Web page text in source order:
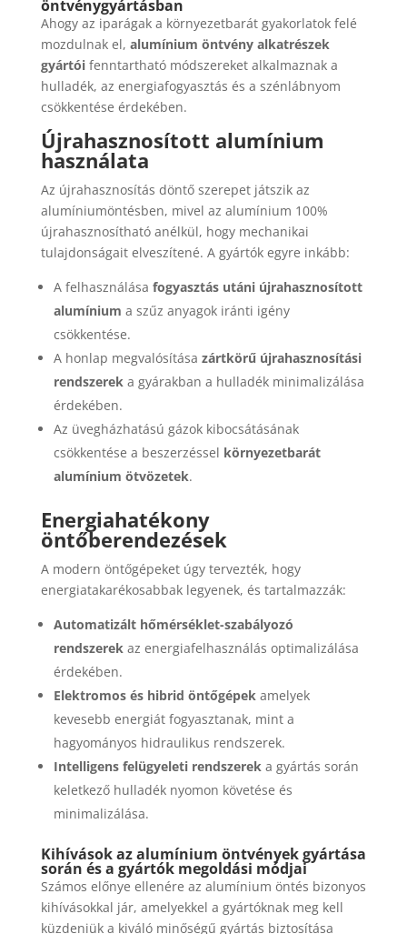
öntvénygyártásban
Ahogy az iparágak a környezetbarát gyakorlatok felé
mozdulnak el, alumínium öntvény alkatrészek
gyártóifenntartható módszereket alkalmaznak a
hulladék, az energiafogyasztás és a szénlábnyom
csökkentése érdekében.
Újrahasznosított alumínium
használata
Az újrahasznosítás döntő szerepet játszik az
alumíniumöntésben, mivel az alumínium 100%
újrahasznosítható anélkül, hogy mechanikai
tulajdonságait elveszítené. A gyártók egyre inkább:
A felhasználása fogyasztás utáni újrahasznosított
alumínium a szűz anyagok iránti igény
csökkentése.
A honlap megvalósítása zártkörű újrahasznosítási
rendszereka gyárakban a hulladék minimalizálása
érdekében.
Az üvegházhatású gázok kibocsátásának
csökkentése a beszerzéssel környezetbarát
alumínium ötvözetek.
Energiahatékony
öntőberendezések
A modern öntőgépeket úgy tervezték, hogy
energiatakarékosabbak legyenek, és tartalmazzák:
Automatizált hőmérséklet-szabályozó
rendszerekaz energiafelhasználás optimalizálása
érdekében.
Elektromos és hibrid öntőgépekamelyek
kevesebb energiát fogyasztanak, mint a
hagyományos hidraulikus rendszerek.
Intelligens felügyeleti rendszereka gyártás során
keletkező hulladék nyomon követése és
minimalizálása.
Kihívások az alumínium öntvények gyártása
során és a gyártók megoldási módjai
Számos előnye ellenére az alumínium öntés bizonyos
kihívásokkal jár, amelyekkel a gyártóknak meg kell
küzdeniük a kiváló minőségű gyártás biztosítása